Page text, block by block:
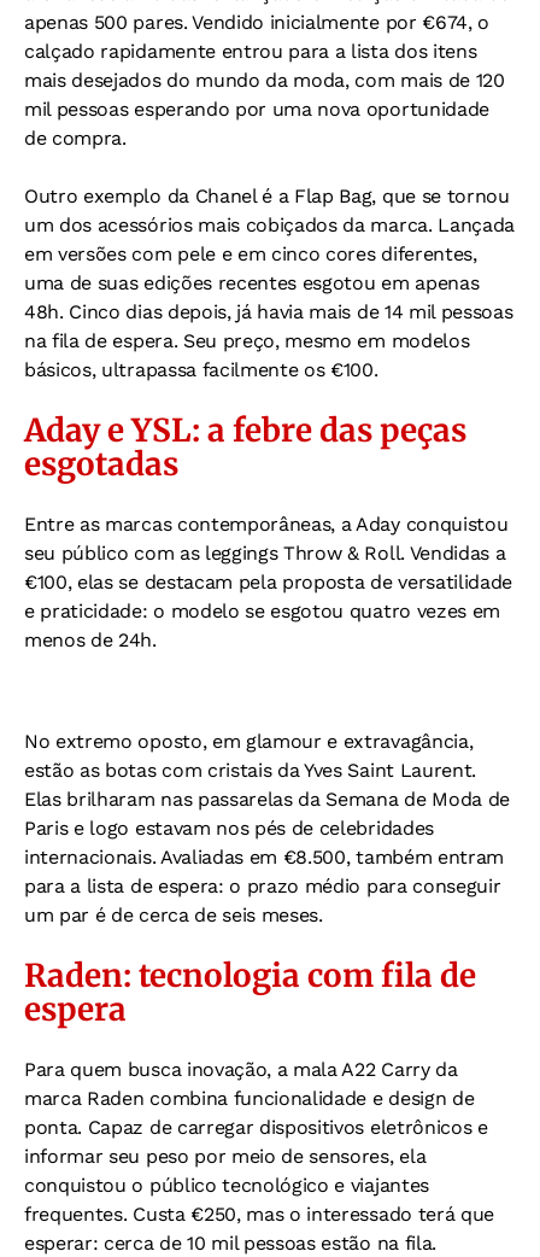
apenas 500 pares. Vendido inicialmente por €674, o
calçado rapidamente entrou para a lista dos itens
mais desejados do mundo da moda, com mais de 120
mil pessoas esperando por uma nova oportunidade
de compra.
Outro exemplo da Chanel é a Flap Bag, que se tornou
um dos acessórios mais cobiçados da marca. Lançada
em versões com pele e em cinco cores diferentes,
uma de suas edições recentes esgotou em apenas
48h. Cinco dias depois, já havia mais de 14 mil pessoas
na fila de espera. Seu preço, mesmo em modelos
básicos, ultrapassa facilmente os €100.
Aday e YSL: a febre das peças
esgotadas
Entre as marcas contemporâneas, a Aday conquistou
seu público com as leggings Throw & Roll. Vendidas a
€100, elas se destacam pela proposta de versatilidade
e praticidade: o modelo se esgotou quatro vezes em
menos de 24h.
No extremo oposto, em glamour e extravagância,
estão as botas com cristais da Yves Saint Laurent.
Elas brilharam nas passarelas da Semana de Moda de
Paris e logo estavam nos pés de celebridades
internacionais. Avaliadas em €8.500, também entram
para a lista de espera: o prazo médio para conseguir
um par é de cerca de seis meses.
Raden: tecnologia com fila de
espera
Para quem busca inovação, a mala A22 Carry da
marca Raden combina funcionalidade e design de
ponta. Capaz de carregar dispositivos eletrônicos e
informar seu peso por meio de sensores, ela
conquistou o público tecnológico e viajantes
frequentes. Custa €250, mas o interessado terá que
esperar: cerca de 10 mil pessoas estão na fila.